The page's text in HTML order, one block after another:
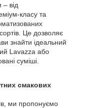
– від
класу та
Це дозволяє
знайти ідеальний
Lavazza або
суміші.
смакових
ми пропонуємо